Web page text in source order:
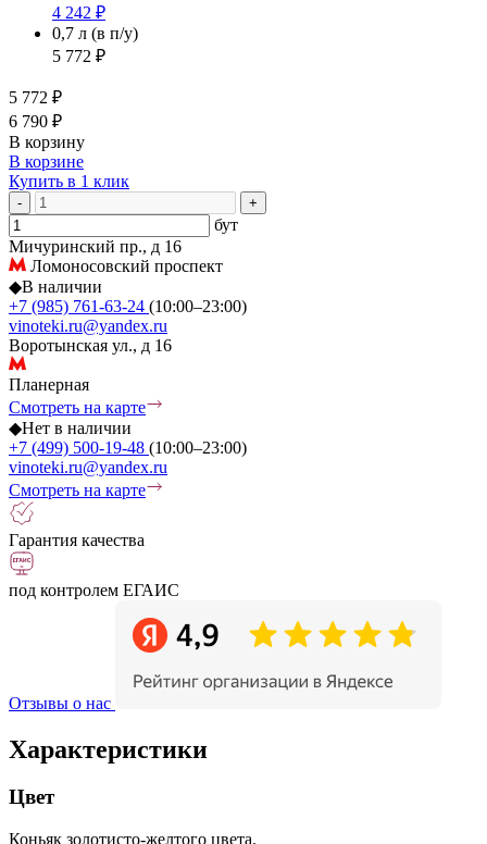
4 242 ₽
0,7 л (в п/у)
5 772 ₽
5 772 ₽
6 790 ₽
В корзину
В корзине
Купить в 1 клик
- +
бут
Мичуринский пр., д 16
Ломоносовский проспект
◆В наличии
+7 (985) 761-63-24 (10:00–23:00)
vinoteki.ru@yandex.ru
Воротынская ул., д 16
Планерная
Смотреть на карте
◆Нет в наличии
+7 (499) 500-19-48 (10:00–23:00)
vinoteki.ru@yandex.ru
Смотреть на карте
Гарантия качества
под контролем ЕГАИС
Отзывы о нас
Характеристики
Цвет
Коньяк золотисто-желтого цвета.